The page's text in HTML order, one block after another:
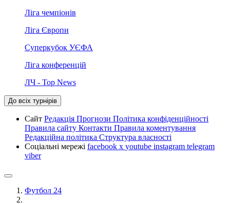
Ліга чемпіонів
Ліга Європи
Суперкубок УЄФА
Ліга конференцій
ЛЧ - Top News
До всіх турнірів
Сайт Редакція Прогнози Політика конфіденційності
Правила сайту Контакти Правила коментування
Редакційна політика Структура власності
Соціальні мережі facebook x youtube instagram telegram
viber
Футбол 24